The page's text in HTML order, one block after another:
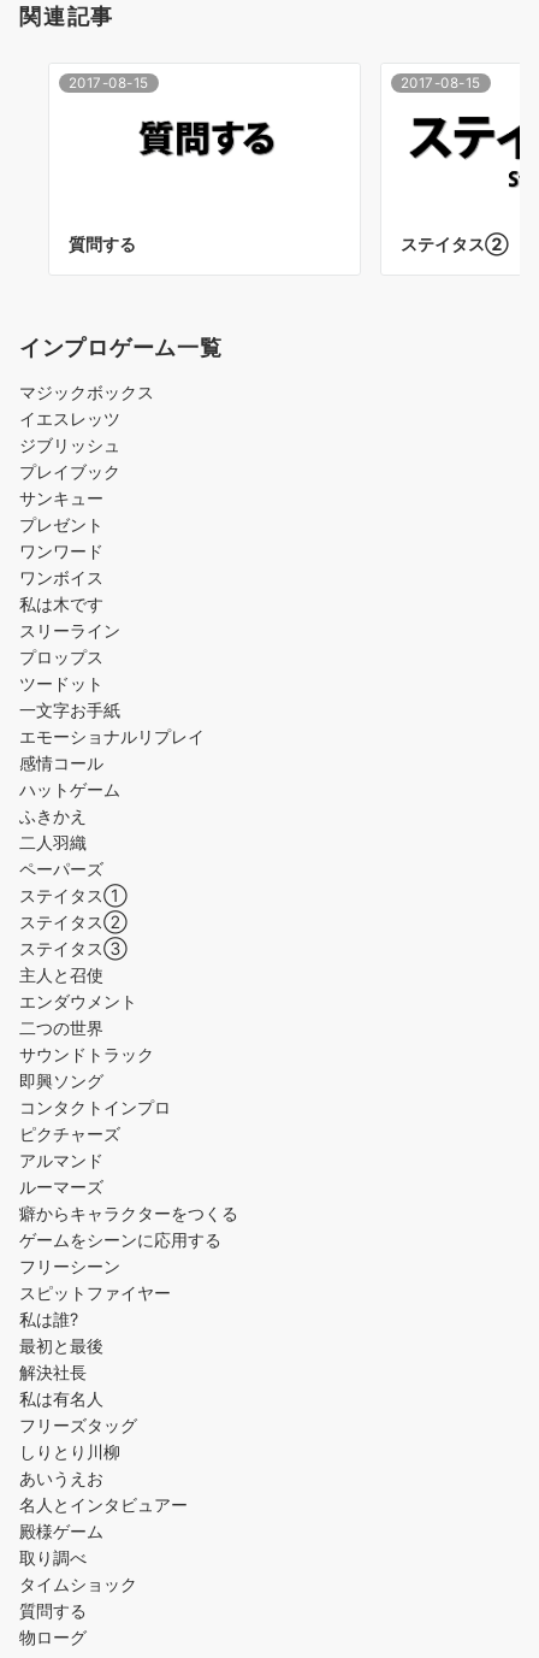
関連記事
2017-08-15
質問する
2017-08-15
ステイタス②
インプロゲーム一覧
マジックボックス
イエスレッツ
ジブリッシュ
プレイブック
サンキュー
プレゼント
ワンワード
ワンボイス
私は木です
スリーライン
プロップス
ツードット
一文字お手紙
エモーショナルリプレイ
感情コール
ハットゲーム
ふきかえ
二人羽織
ペーパーズ
ステイタス①
ステイタス②
ステイタス③
主人と召使
エンダウメント
二つの世界
サウンドトラック
即興ソング
コンタクトインプロ
ピクチャーズ
アルマンド
ルーマーズ
癖からキャラクターをつくる
ゲームをシーンに応用する
フリーシーン
スピットファイヤー
私は誰?
最初と最後
解決社長
私は有名人
フリーズタッグ
しりとり川柳
あいうえお
名人とインタビュアー
殿様ゲーム
取り調べ
タイムショック
質問する
物ローグ